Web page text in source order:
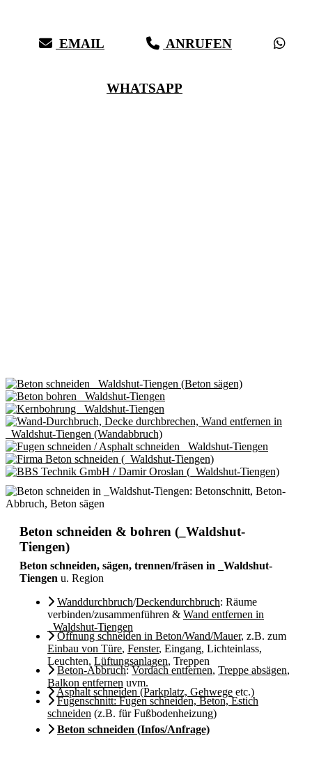
EMAIL ANRUFEN
WHATSAPP
Beton schneiden & bohren (_Waldshut-
Tiengen)
Beton schneiden, sägen, trennen/fräsen in _Waldshut-
Tiengen u. Region
Wanddurchbruch/Deckendurchbruch: Räume
verbinden/zusammenführen & Wand entfernen in
_Waldshut-Tiengen
Öffnung schneiden in Beton/Wand/Mauer, z.B. zum
Einbau von Türe, Fenster, Eingang, Lichteinlass,
Leuchten, Lüftungsanlagen, Treppen
Beton-Abbruch:Vordach entfernen, Treppe absägen,
Balkon entfernen uvm.
Asphalt schneiden (Parkplatz, Gehwege etc.)
Fugenschnitt: Fugen schneiden, Beton, Estich
schneiden (z.B. für Fußbodenheizung)
Beton schneiden (Infos/Anfrage)